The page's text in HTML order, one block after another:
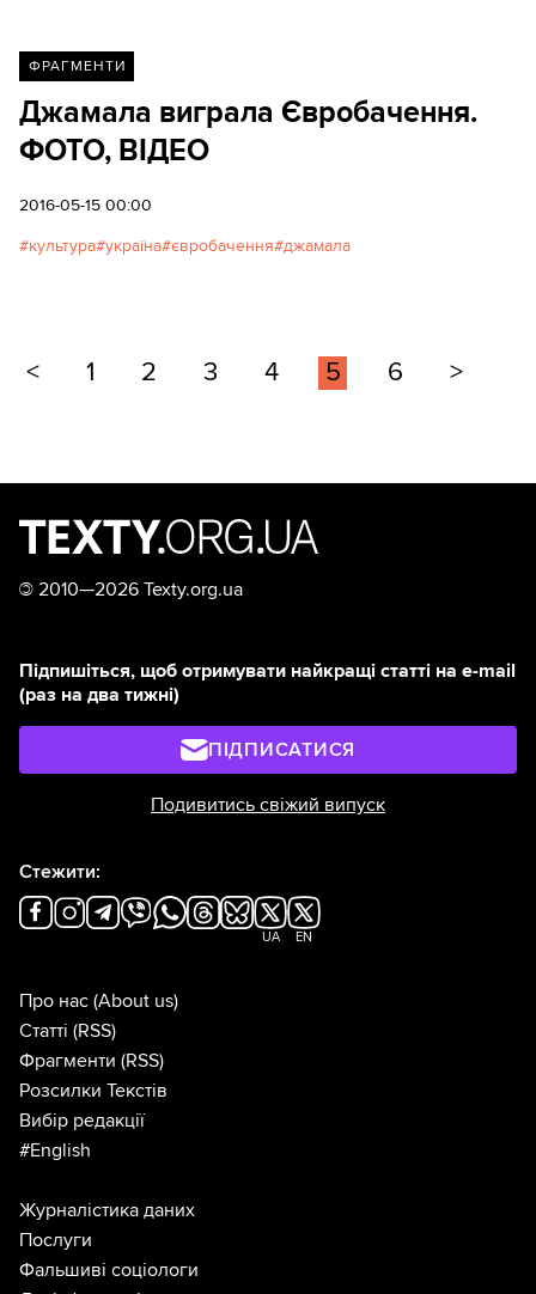
ФРАГМЕНТИ
Джамала виграла Євробачення.
ФОТО, ВІДЕО
2016-05-15 00:00
культура україна євробачення джамала
< 1 2 3 4 5 6 >
© 2010—2026 Texty.org.ua
Підпишіться, щоб отримувати найкращі статті на e-mail
(раз на два тижні)
ПІДПИСАТИСЯ
Подивитись свіжий випуск
Стежити:
UA EN
Про нас (About us)
Статті (RSS)
Фрагменти (RSS)
Розсилки Текстів
Вибір редакції
#English
Журналістика даних
Послуги
Фальшиві соціологи